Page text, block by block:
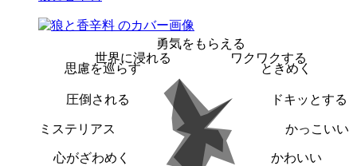
勇気をもらえる
ワクワクする
ときめく
ドキッとする
かっこいい
かわいい
心がざわめく
ミステリアス
圧倒される
思慮を巡らす
世界に浸れる